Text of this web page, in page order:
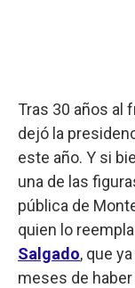
Tras 30 años al
dejó la
este año. Y si
una de las
pública de
quien lo
Salgado, que
meses de haber